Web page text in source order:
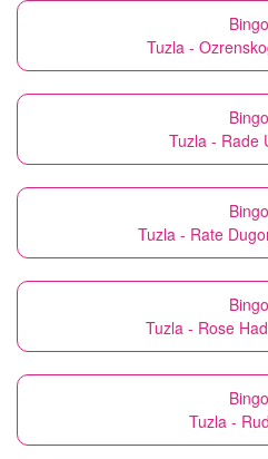
Bingo
Tuzla -
Bingo
Tuzla - Rade
Bingo
Tuzla - Rate
Bingo
Tuzla - Rose
Bingo
Tuzla -